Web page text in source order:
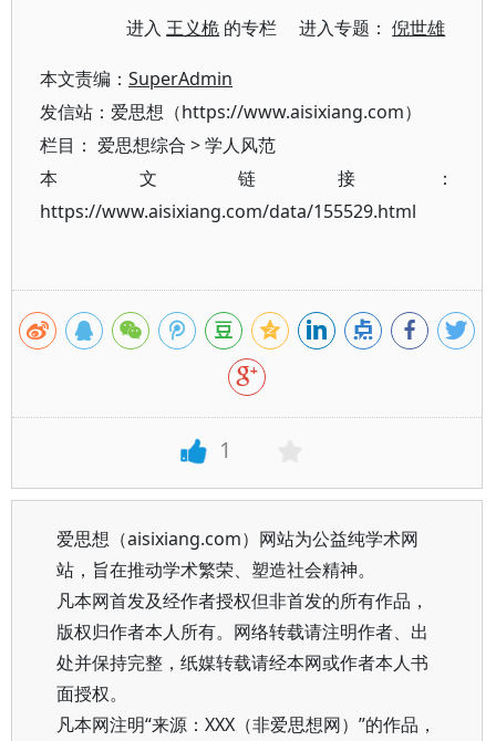
进入王义桅 的专栏 进入专题：倪世雄
本文责编： SuperAdmin
发信站：爱思想（https://www.aisixiang.com）
栏目： 爱思想综合 >学人风范
本文链接：
https://www.aisixiang.com/data/155529.html
1
爱思想（aisixiang.com）网站为公益纯学术网
站，旨在推动学术繁荣、塑造社会精神。
凡本网首发及经作者授权但非首发的所有作品，
版权归作者本人所有。网络转载请注明作者、出
处并保持完整，纸媒转载请经本网或作者本人书
面授权。
凡本网注明“来源：XXX（非爱思想网）”的作品，